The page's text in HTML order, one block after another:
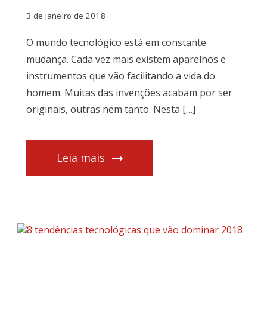
3 de janeiro de 2018
O mundo tecnológico está em constante
mudança. Cada vez mais existem aparelhos e
instrumentos que vão facilitando a vida do
homem. Muitas das invenções acabam por ser
originais, outras nem tanto. Nesta […]
Leia mais